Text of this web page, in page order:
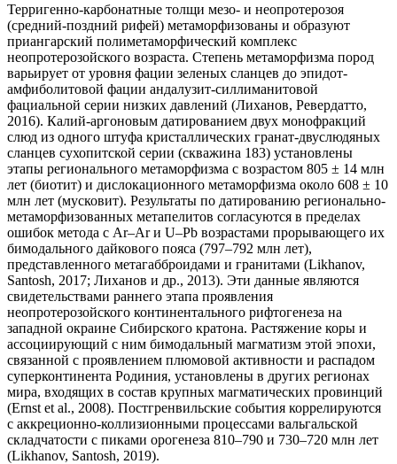
Терригенно-карбонатные толщи мезо- и неопротерозоя
(средний-поздний рифей) метаморфизованы и образуют
приангарский полиметаморфический комплекс
неопротерозойского возраста. Степень метаморфизма пород
варьирует от уровня фации зеленых сланцев до эпидот-
амфиболитовой фации андалузит-силлиманитовой
фациальной серии низких давлений (Лиханов, Ревердатто,
2016). Калий-аргоновым датированием двух монофракций
слюд из одного штуфа кристаллических гранат-двуслюдяных
сланцев сухопитской серии (скважина 183) установлены
этапы регионального метаморфизма с возрастом 805 ± 14 млн
лет (биотит) и дислокационного метаморфизма около 608 ± 10
млн лет (мусковит). Результаты по датированию регионально-
метаморфизованных метапелитов согласуются в пределах
ошибок метода с Аr–Ar и U–Pb возрастами прорывающего их
бимодального дайкового пояса (797–792 млн лет),
представленного метагабброидами и гранитами (Likhanov,
Santosh, 2017; Лиханов и др., 2013). Эти данные являются
свидетельствами раннего этапа проявления
неопротерозойского континентального рифтогенеза на
западной окраине Сибирского кратона. Растяжение коры и
ассоциирующий с ним бимодальный магматизм этой эпохи,
связанной с проявлением плюмовой активности и распадом
суперконтинента Родиния, установлены в других регионах
мира, входящих в состав крупных магматических провинций
(Ernst et al., 2008). Постгренвильские события коррелируются
с аккреционно-коллизионными процессами вальгальской
складчатости с пиками орогенеза 810–790 и 730–720 млн лет
(Likhanov, Santosh, 2019).